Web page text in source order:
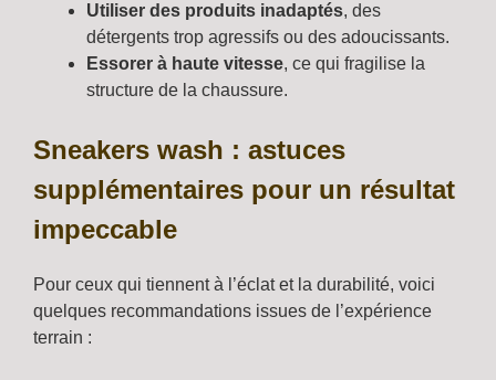
Utiliser des produits inadaptés, des
détergents trop agressifs ou des adoucissants.
Essorer à haute vitesse, ce qui fragilise la
structure de la chaussure.
Sneakers wash : astuces
supplémentaires pour un résultat
impeccable
Pour ceux qui tiennent à l’éclat et la durabilité, voici
quelques recommandations issues de l’expérience
terrain :